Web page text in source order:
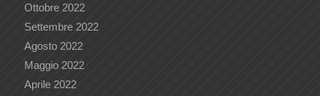
Ottobre 2022
Settembre 2022
Agosto 2022
Maggio 2022
Aprile 2022